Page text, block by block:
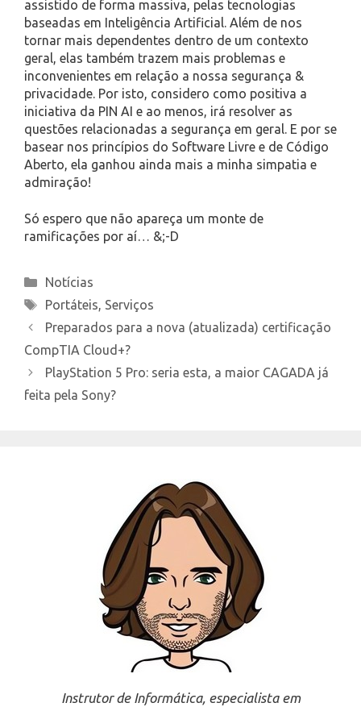
assistido de forma massiva, pelas tecnologias
baseadas em Inteligência Artificial. Além de nos
tornar mais dependentes dentro de um contexto
geral, elas também trazem mais problemas e
inconvenientes em relação a nossa segurança &
privacidade. Por isto, considero como positiva a
iniciativa da PIN AI e ao menos, irá resolver as
questões relacionadas a segurança em geral. E por se
basear nos princípios do Software Livre e de Código
Aberto, ela ganhou ainda mais a minha simpatia e
admiração!
Só espero que não apareça um monte de
ramificações por aí… &;-D
Categories
Notícias
Tags
Portáteis, Serviços
Preparados para a nova (atualizada) certificação
CompTIA Cloud+?
PlayStation 5 Pro: seria esta, a maior CAGADA já
feita pela Sony?
Instrutor de Informática, especialista em